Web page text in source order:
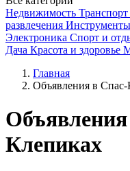
Недвижимость Транспорт
развлечения Инструменты
Электроника Спорт и
Дача Красота и здоровье
Главная
Объявления в
Клепиках